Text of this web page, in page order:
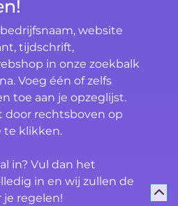
website
tijdschrift,
in onze zoekbalk
Voeg één of zelfs
toe aan je opzeglijst.
door rechtsboven op
te klikken.
in? Vul dan het
in en wij zullen de
regelen!